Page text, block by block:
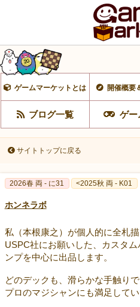
ゲームマーケットとは 開催概要
ブログ一覧 ゲー
サイトトップに戻る
2026春 両 - に31 <2025秋 両 - K01
ホンネラボ
私（本根康之）が個人的に全札
USPC社にお願いした、カスタ
ンプを中心に出品します。
どのデックも、滑らかな手触り
プロのマジシャンにも満足して